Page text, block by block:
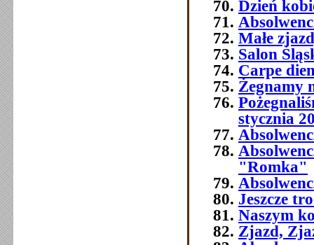
Dzień
Małe
Salon
Carpe
Żegnamy
stycznia
"Romka"
Jeszcze
Naszym
Zjazd,